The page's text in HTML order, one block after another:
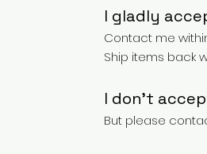
I gladly
Contact me
Ship items back
I don't
But please